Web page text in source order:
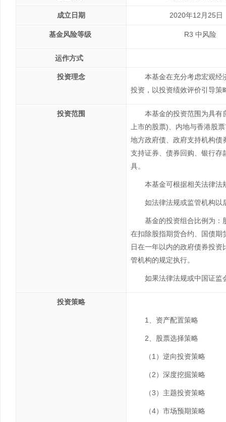
成立日期 2020年12月25日
基金风险等级 R3 中风险
运作方式
投资理念
本基金在充分考虑宏观经
投资，以投资绩效评价引导策
投资范围
本基金的投资范围为具有
上市的股票)、内地与香港股
地方政府债、政府支持机构债
支持证券、债券回购、银行存
具。
本基金可根据相关法律法
如法律法规或监管机构以
基金的投资组合比例为：
在扣除股指期货合约、国债期
日在一年以内的政府债券投
管机构的规定执行。
如果法律法规或中国证监
投资策略
1、资产配置策略
2、股票选择策略
（1）逆向投资策略
（2）深度挖掘策略
（3）主题投资策略
（4）市场预期策略